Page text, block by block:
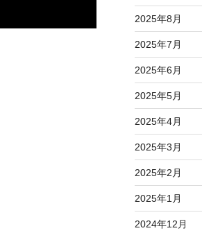
2025年8月
2025年7月
2025年6月
2025年5月
2025年4月
2025年3月
2025年2月
2025年1月
2024年12月